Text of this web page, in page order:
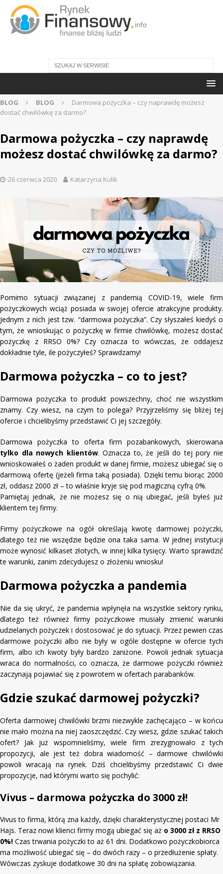
BLOG BLOG
Darmowa pożyczka – czy naprawdę możesz
dostać chwilówkę za darmo?
Darmowa pożyczka – czy naprawdę
możesz dostać chwilówkę za darmo?
26 czerwca 2020 Katarzyna Kulik
Pomimo sytuacji związanej z pandemią COVID-19, wiele firm
pożyczkowych wciąż posiada w swojej ofercie atrakcyjne produkty.
Jednym z nich jest tzw. “darmowa pożyczka”. Czy słyszałeś kiedyś o
tym, że wnioskując o pożyczkę w firmie chwilówkę, możesz dostać
pożyczkę z RRSO 0%? Czy oznacza to wówczas, że oddajesz
dokładnie tyle, ile pożyczyłeś? Sprawdzamy!
Darmowa pożyczka – co to jest?
Darmowa pożyczka to produkt powszechny, choć nie wszystkim
znamy. Czy wiesz, na czym to polega? Przyjrzeliśmy się bliżej tej
ofercie i chcielibyśmy przedstawić Ci jej szczegóły.
Darmowa pożyczka to oferta firm pozabankowych, skierowana
tylko dla nowych klientów. Oznacza to, że jeśli do tej pory nie
wnioskowałeś o żaden produkt w danej firmie, możesz ubiegać się o
darmową ofertę (jeżeli firma taką posiada). Dzięki temu biorąc 2000
zł, oddasz 2000 zł – to właśnie kryje się pod magiczną cyfrą 0%.
Pamiętaj jednak, że nie możesz się o nią ubiegać, jeśli byłeś już
klientem tej firmy.
Firmy pożyczkowe na ogół określają kwotę darmowej pożyczki,
dlatego też nie wszędzie będzie ona taka sama. W jednej instytucji
może wynosić kilkaset złotych, w innej kilka tysięcy. Warto sprawdzić
te warunki, zanim zdecydujesz o złożeniu wniosku!
Darmowa pożyczka a pandemia
Nie da się ukryć, że pandemia wpłynęła na wszystkie sektory rynku,
dlatego też również firmy pożyczkowe musiały zmienić warunki
udzielanych pożyczek i dostosować je do sytuacji. Przez pewien czas
darmowe pożyczki albo nie były w ogóle dostępne w ofercie tych
firm, albo ich kwoty były bardzo zaniżone. Powoli jednak sytuacja
wraca do normalności, co oznacza, że darmowe pożyczki również
zaczynają pojawiać się z powrotem w ofertach parabanków.
Gdzie szukać darmowej pożyczki?
Oferta darmowej chwilówki brzmi niezwykle zachęcająco – w końcu
nie mało można na niej zaoszczędzić. Czy wiesz, gdzie szukać takich
ofert? Jak już wspomnieliśmy, wiele firm zrezygnowało z tych
propozycji, ale jest też dobra wiadomość – darmowe chwilówki
powoli wracają na rynek. Dziś chcielibyśmy przedstawić Ci dwie
propozycje, nad którymi warto się pochylić:
Vivus – darmowa pożyczka do 3000 zł!
Vivus to firma, którą zna każdy, dzięki charakterystycznej postaci Mr
Hajs. Teraz nowi klienci firmy mogą ubiegać się aż o 3000 zł z RRSO
0%! Czas trwania pożyczki to aż 61 dni. Dodatkowo pożyczkobiorca
ma możliwość ubiegać się – do dwóch razy – o przedłużenie spłaty.
Wówczas zyskuje dodatkowe 30 dni na spłatę zobowiązania.